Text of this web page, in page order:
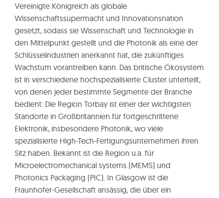
Vereinigte Königreich als globale
Wissenschaftssupermacht und Innovationsnation
gesetzt, sodass sie Wissenschaft und Technologie in
den Mittelpunkt gestellt und die Photonik als eine der
Schlüsselindustrien anerkannt hat, die zukünftiges
Wachstum vorantreiben kann. Das britische Ökosystem
ist in verschiedene hochspezialisierte Cluster unterteilt,
von denen jeder bestimmte Segmente der Branche
bedient: Die Region Torbay ist einer der wichtigsten
Standorte in Großbritannien für fortgeschrittene
Elektronik, insbesondere Photonik, wo viele
spezialisierte High-Tech-Fertigungsunternehmen ihren
Sitz haben. Bekannt ist die Region u.a. für
Microelectromechanical systems (MEMS) und
Photonics Packaging (PIC). In Glasgow ist die
Fraunhofer-Gesellschaft ansässig, die über ein